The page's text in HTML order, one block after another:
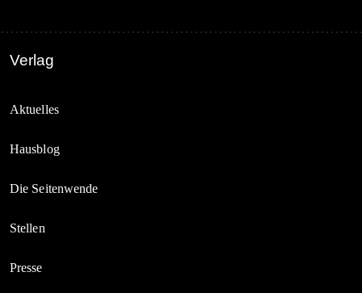
Verlag
Aktuelles
Hausblog
Die Seitenwende
Stellen
Presse